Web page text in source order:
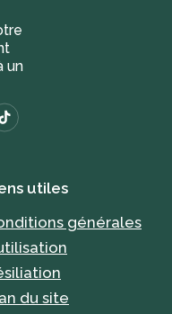
un
utiles
générales
du site